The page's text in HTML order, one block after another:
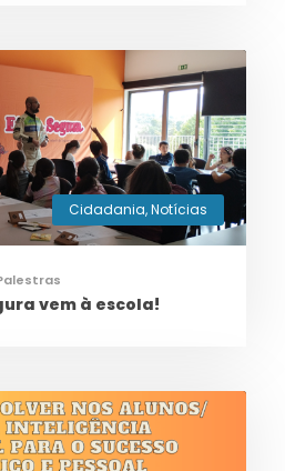
Cidadania,Notícias
vem à escola!